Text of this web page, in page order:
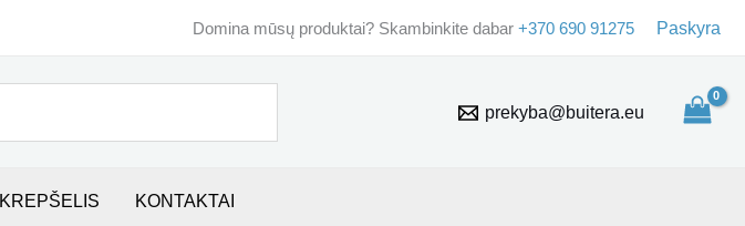
Domina mūsų produktai? Skambinkite dabar +370 690 91275 Paskyra
prekyba@buitera.eu
KREPŠELIS KONTAKTAI